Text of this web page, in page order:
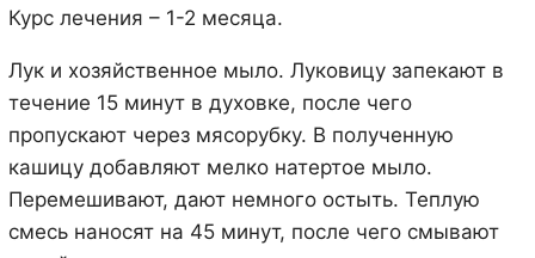
Курс лечения – 1-2 месяца.
Лук и хозяйственное мыло. Луковицу запекают в
течение 15 минут в духовке, после чего
пропускают через мясорубку. В полученную
кашицу добавляют мелко натертое мыло.
Перемешивают, дают немного остыть. Теплую
смесь наносят на 45 минут, после чего смывают